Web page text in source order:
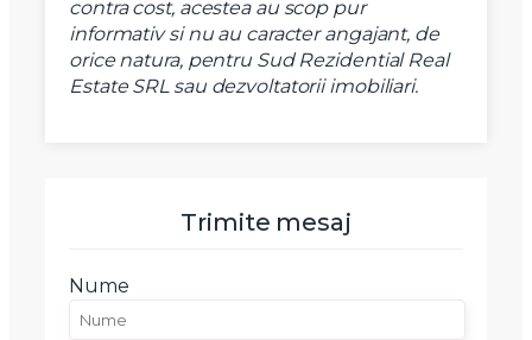
contra cost, acestea au scop pur
informativ si nu au caracter angajant, de
orice natura, pentru Sud Rezidential Real
Estate SRL sau dezvoltatorii imobiliari.
Trimite mesaj
Nume
Nume